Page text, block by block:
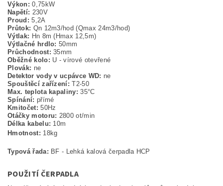
Výkon: 0,75kW
Napětí: 230V
Proud: 5,2A
Průtok: Qn 12m3/hod (Qmax 24m3/hod)
Výtlak: Hn 8m (Hmax 12,5m)
Výtlačné hrdlo:50mm
Průchodnost:35mm
Oběžné kolo: U - vírové otevřené
Plovák: ne
Detektor vody v ucpávce WD: ne
Spouštěcí zařízení:T2-50
Max. teplota kapaliny:35°C
Spínání: přímé
Kmitočet:50Hz
Otáčky motoru: 2800 ot/min
Délka kabelu: 10m
Hmotnost: 18kg
Typová řada: BF - Lehká kalová čerpadla HCP
POUŽITÍ ČERPADLA